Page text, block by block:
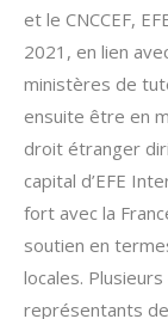
et le CNCCEF,
2021, en lien
ministères de
ensuite être en
droit étranger
capital d’EFE
fort avec la
soutien en
locales.
représentants